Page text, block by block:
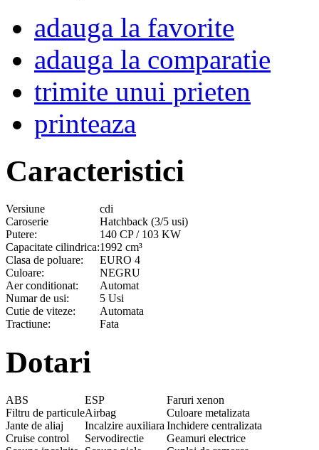
adauga la favorite
adauga la comparatie
trimite unui prieten
printeaza
Caracteristici
Versiune
cdi
Caroserie
Hatchback (3/5 usi)
Putere:
140 CP / 103 KW
Capacitate cilindrica:1992 cm³
Clasa de poluare:
EURO 4
Culoare:
NEGRU
Aer conditionat:
Automat
Numar de usi:
5 Usi
Cutie de viteze:
Automata
Tractiune:
Fata
Dotari
ABS ESP
Faruri xenon
Filtru de particuleAirbag
Culoare metalizata
Jante de aliaj
Incalzire auxiliara Inchidere centralizata
Cruise control
Servodirectie
Geamuri electrice